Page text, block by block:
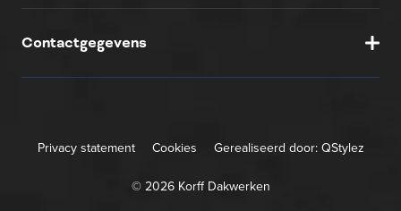
Contactgegevens
Privacy statement Cookies Gerealiseerd door: QStylez
© 2026 Korff Dakwerken